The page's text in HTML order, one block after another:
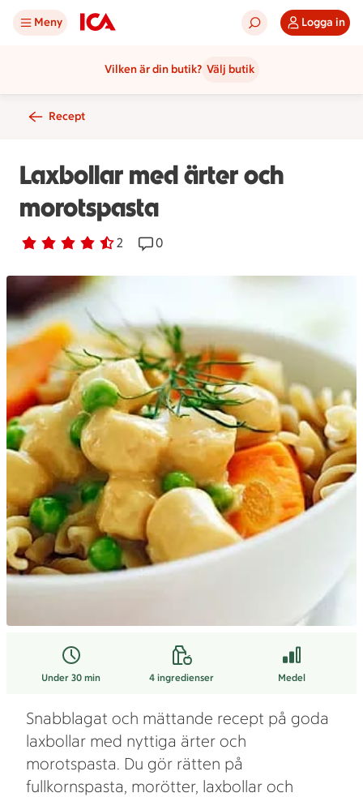
Meny Logga in
Vilken är din butik? Välj butik
Recept
Laxbollar med ärter och
morotspasta
Betyg 4.5 av 5. 2
2 personer har röstatReceptet har 0 kommentarer
0
Under 30 min 4 ingredienser Medel
Snabblagat och mättande recept på goda
laxbollar med nyttiga ärter och
morotspasta. Du gör rätten på
fullkornspasta, morötter, laxbollar och